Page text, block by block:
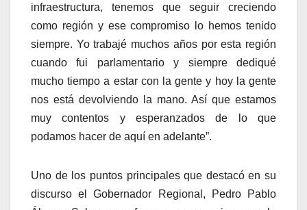
infraestructura, tenemos que seguir creciendo
como región y ese compromiso lo hemos tenido
siempre. Yo trabajé muchos años por esta región
cuando fui parlamentario y siempre dediqué
mucho tiempo a estar con la gente y hoy la gente
nos está devolviendo la mano. Así que estamos
muy contentos y esperanzados de lo que
podamos hacer de aquí en adelante”.
Uno de los puntos principales que destacó en su
discurso el Gobernador Regional, Pedro Pablo